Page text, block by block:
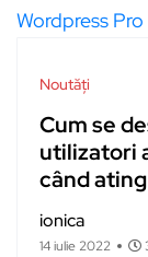
Noutăți
Cum se
utilizatori
când
ionica
14 iulie 2022